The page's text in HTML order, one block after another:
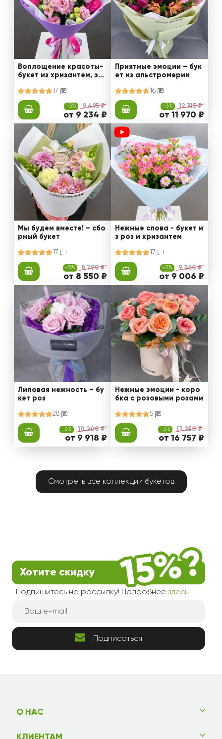
Воплощение красоты-
букет из хризантем, эус
17
-3% 9 495 ₽
от 9 234 ₽
Приятные эмоции – бук
ет из альстромерии
16
-3% 12 315 ₽
от 11 970 ₽
Мы будем вместе! – сбо
рный букет
17
-3% 8 790 ₽
от 8 550 ₽
Нежные слова - букет и
з роз и хризантем
17
-3% 9 260 ₽
от 9 006 ₽
Лиловая нежность – бу
кет роз
28
-3% 10 200 ₽
от 9 918 ₽
Нежные эмоции - коро
бка с розовыми розами
5
-3% 17 250 ₽
от 16 757 ₽
Смотреть все коллекции букетов
Хотите скидку
Подпишитесь на рассылку! Подробнее здесь.
Подписаться
О НАС
КЛИЕНТАМ